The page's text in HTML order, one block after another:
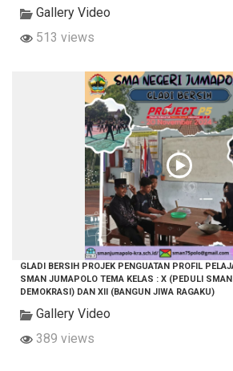
Gallery Video
513 views
GLADI BERSIH PROJEK PENGUATAN PROFIL
SMAN JUMAPOLO TEMA KELAS : X (PEDULI
DEMOKRASI) DAN XII (BANGUN JIWA RAGAKU)
Gallery Video
389 views